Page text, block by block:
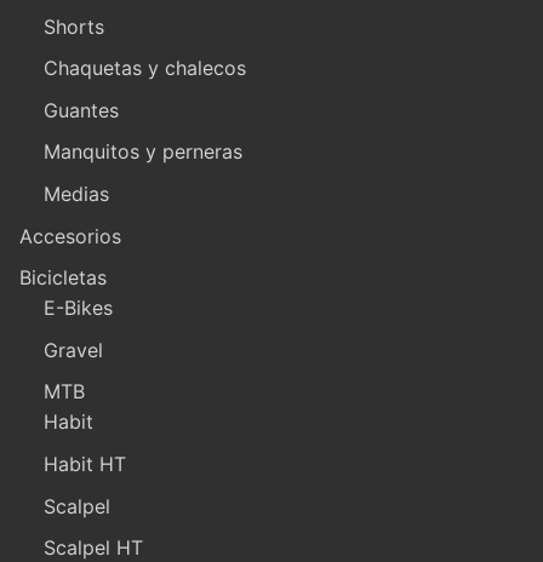
Shorts
Chaquetas y chalecos
Guantes
Manquitos y perneras
Medias
Accesorios
Bicicletas
E-Bikes
Gravel
MTB
Habit
Habit HT
Scalpel
Scalpel HT